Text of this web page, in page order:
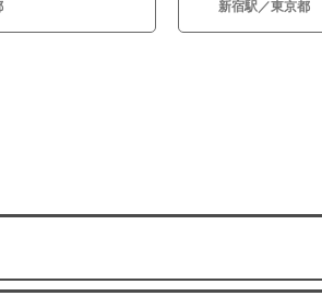
新宿駅／東京都